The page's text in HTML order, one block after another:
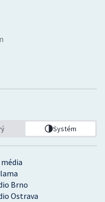
Brno
Ostrava
Systém